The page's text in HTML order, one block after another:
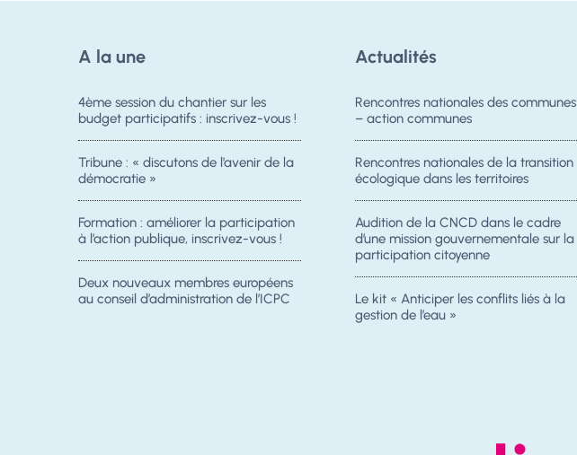
A la une
4ème session du chantier sur les
budget participatifs : inscrivez-vous !
Tribune : « discutons de l’avenir de la
démocratie »
Formation : améliorer la participation
à l’action publique, inscrivez-vous !
Deux nouveaux membres européens
au conseil d’administration de l’ICPC
Actualités
Rencontres nationales des communes
– action communes
Rencontres nationales de la transition
écologique dans les territoires
Audition de la CNCD dans le cadre
d’une mission gouvernementale sur la
participation citoyenne
Le kit « Anticiper les conflits liés à la
gestion de l’eau »